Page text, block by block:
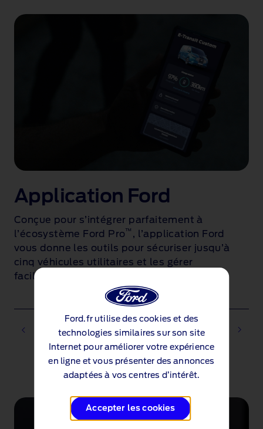
Application Ford
Conçue pour s’intégrer parfaitement à
l’écosystème Ford Pro™ , l’application Ford
vous donne les outils pour sécuriser jusqu’à
cinq véhicules utilitaires et les gérer
facilement.
Ford.fr utilise des cookies et des
technologies similaires sur son site
Internet pour améliorer votre expérience
en ligne et vous présenter des annonces
adaptées à vos centres d’intérêt.
Accepter les cookies